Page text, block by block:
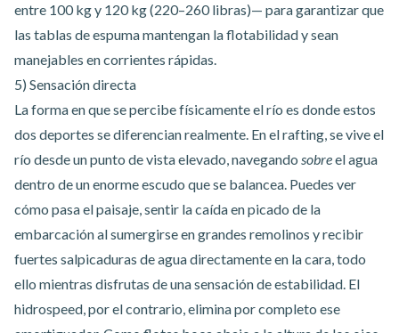
entre 100 kg y 120 kg (220–260 libras)— para garantizar que
las tablas de espuma mantengan la flotabilidad y sean
manejables en corrientes rápidas.
5) Sensación directa
La forma en que se percibe físicamente el río es donde estos
dos deportes se diferencian realmente. En el rafting, se vive el
río desde un punto de vista elevado, navegando sobreel agua
dentro de un enorme escudo que se balancea. Puedes ver
cómo pasa el paisaje, sentir la caída en picado de la
embarcación al sumergirse en grandes remolinos y recibir
fuertes salpicaduras de agua directamente en la cara, todo
ello mientras disfrutas de una sensación de estabilidad. El
hidrospeed, por el contrario, elimina por completo ese